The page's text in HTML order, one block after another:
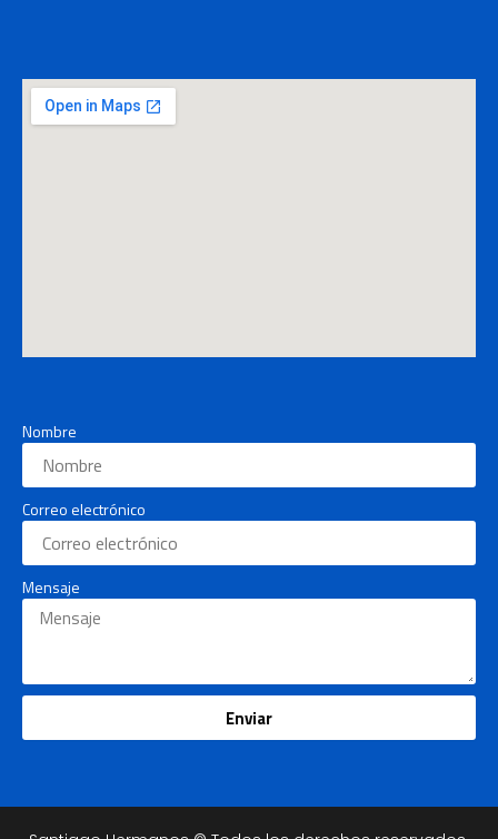
Nombre
Correo electrónico
Mensaje
Enviar